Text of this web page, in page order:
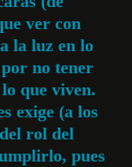
ver con
la luz en lo
no tener
que viven.
exige (a los
rol del
pues